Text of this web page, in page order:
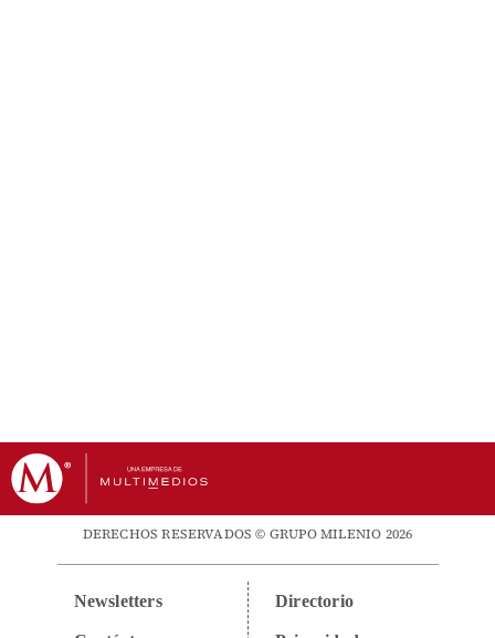
DERECHOS RESERVADOS © GRUPO MILENIO 2026
Newsletters Directorio